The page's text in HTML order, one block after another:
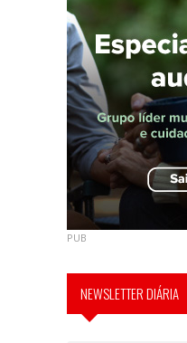
PUB
NEWSLETTER DIÁRIA